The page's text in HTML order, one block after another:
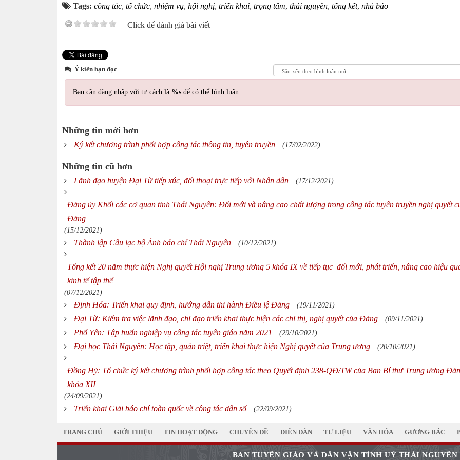
Tags: công tác, tổ chức, nhiệm vụ, hội nghị, triển khai, trọng tâm, thái nguyên, tổng kết, nhà báo
Click để đánh giá bài viết
Ý kiến bạn đọc
Bạn cần đăng nhập với tư cách là %s để có thể bình luận
Những tin mới hơn
Ký kết chương trình phối hợp công tác thông tin, tuyên truyền (17/02/2022)
Những tin cũ hơn
Lãnh đạo huyện Đại Từ tiếp xúc, đối thoại trực tiếp với Nhân dân (17/12/2021)
Đảng ủy Khối các cơ quan tỉnh Thái Nguyên: Đổi mới và nâng cao chất lượng trong công tác tuyên truyền nghị quyết
Đảng
(15/12/2021)
Thành lập Câu lạc bộ Ảnh báo chí Thái Nguyên (10/12/2021)
Tổng kết 20 năm thực hiện Nghị quyết Hội nghị Trung ương 5 khóa IX về tiếp tục đổi mới, phát triển, nâng cao hiệu
kinh tế tập thể
(07/12/2021)
Định Hóa: Triển khai quy định, hướng dẫn thi hành Điều lệ Đảng (19/11/2021)
Đại Từ: Kiểm tra việc lãnh đạo, chỉ đạo triển khai thực hiện các chỉ thị, nghị quyết của Đảng (09/11/2021)
Phổ Yên: Tập huấn nghiệp vụ công tác tuyên giáo năm 2021 (29/10/2021)
Đại học Thái Nguyên: Học tập, quán triệt, triển khai thực hiện Nghị quyết của Trung ương (20/10/2021)
Đồng Hỷ: Tổ chức ký kết chương trình phối hợp công tác theo Quyết định 238-QĐ/TW của Ban Bí thư Trung ương
khóa XII
(24/09/2021)
Triển khai Giải báo chí toàn quốc về công tác dân số (22/09/2021)
TRANG CHỦ GIỚI THIỆU TIN HOẠT ĐỘNG CHUYÊN ĐỀ DIỄN ĐÀN TƯ LIỆU VĂN HÓA GƯƠNG BÁC
BAN TUYÊN GIÁO VÀ DÂN VẬN TỈNH UỶ THÁI NGUYÊN